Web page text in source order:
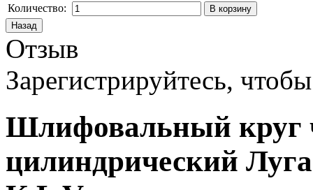
Количество:
Отзыв
Зарегистрируйтесь,
Шлифовальный круг
цилиндрический